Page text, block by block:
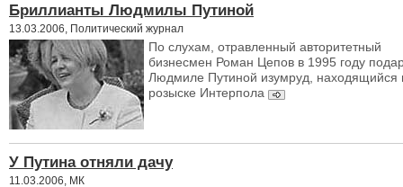
Бриллианты Людмилы Путиной
13.03.2006, Политический журнал
По слухам, отравленный авторитетный
бизнесмен Роман Цепов в 1995 году
Людмиле Путиной изумруд, находящийся
розыске Интерпола
У Путина отняли дачу
11.03.2006, МК